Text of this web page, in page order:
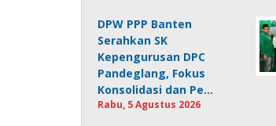
DPW PPP Banten
Serahkan SK
Kepengurusan DPC
Pandeglang, Fokus
Konsolidasi dan Pe…
Rabu, 5 Agustus 2026